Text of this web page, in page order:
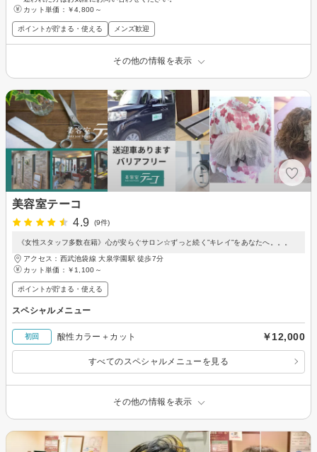
カット単価： ￥4,800～
ポイントが貯まる・使える メンズ歓迎
その他の情報を表示
美容室テーコ
4.9
(9件)
《女性スタッフ多数在籍》心が安らぐサロン☆ずっと続く”キレイ”をあなたへ。。。
アクセス：西武池袋線 大泉学園駅 徒歩7分
カット単価： ￥1,100～
ポイントが貯まる・使える
スペシャルメニュー
初回 酸性カラー＋カット ￥12,000
すべてのスペシャルメニューを見る
その他の情報を表示